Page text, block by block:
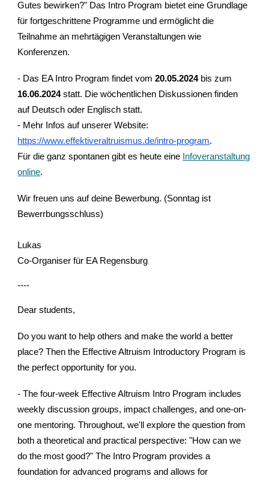
Gutes bewirken?" Das Intro Program bietet eine Grundlage
für fortgeschrittene Programme und ermöglicht die
Teilnahme an mehrtägigen Veranstaltungen wie
Konferenzen.
- Das EA Intro Program findet vom20.05.2024bis zum
16.06.2024statt. Die wöchentlichen Diskussionen finden
auf Deutsch oder Englisch statt.
- Mehr Infos auf unserer Website:
https://www.effektiveraltruismus.de/intro-program.
Für die ganz spontanen gibt es heute eine Infoveranstaltung
online.
Wir freuen uns auf deine Bewerbung. (Sonntag ist
Bewerrbungsschluss)
Lukas
Co-Organiser für EA Regensburg
----
Dear students,
Do you want to help others and make the world a better
place? Then the Effective Altruism Introductory Program is
the perfect opportunity for you.
- The four-week Effective Altruism Intro Program includes
weekly discussion groups, impact challenges, and one-on-
one mentoring. Throughout, we'll explore the question from
both a theoretical and practical perspective: "How can we
do the most good?" The Intro Program provides a
foundation for advanced programs and allows for